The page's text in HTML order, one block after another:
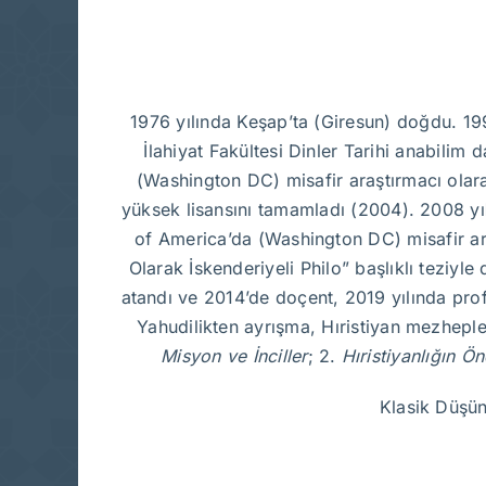
1976 yılında Keşap’ta (Giresun) doğdu.
İlahiyat Fakültesi Dinler Tarihi anabilim
(Washington DC) misafir araştırmacı
yüksek lisansını tamamladı (2004). 2008
of America’da (Washington DC) misafir
Olarak İskenderiyeli Philo” başlıklı teziyle
atandı ve 2014’de doçent, 2019 yılında
Yahudilikten ayrışma, Hıristiyan
Misyon ve İnciller; 2. Hıristiyanlığın
Klasik